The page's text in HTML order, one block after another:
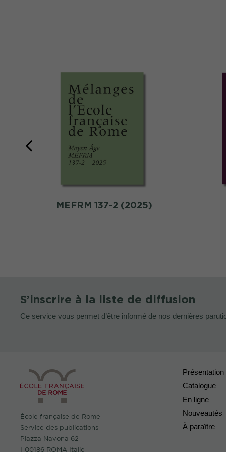
MEFRM 137-2 (2025)
S’inscrire à la liste de diffusion
Ce service vous permet d’être informé de nos dernières
École française de Rome
Service des publications
Piazza Navona 62
I-00186 ROMA Italie
Présentation
Catalogue
En ligne
Nouveautés
À paraître